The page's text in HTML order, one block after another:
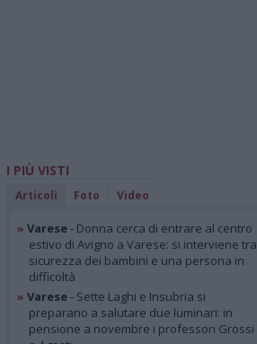
I PIÙ VISTI
Articoli Foto Video
» Varese- Donna cerca di entrare al centro
estivo di Avigno a Varese: si interviene tra
sicurezza dei bambini e una persona in
difficoltà
» Varese- Sette Laghi e Insubria si
preparano a salutare due luminari: in
pensione a novembre i professori Grossi